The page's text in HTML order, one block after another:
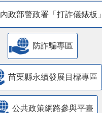
內政部警政署「打詐儀錶板」
防詐騙專區
苗栗縣永續發展目標專區
公共政策網路參與平臺